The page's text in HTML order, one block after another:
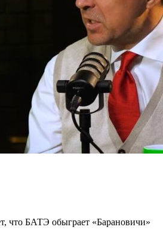
что БАТЭ обыграет «Барановичи»